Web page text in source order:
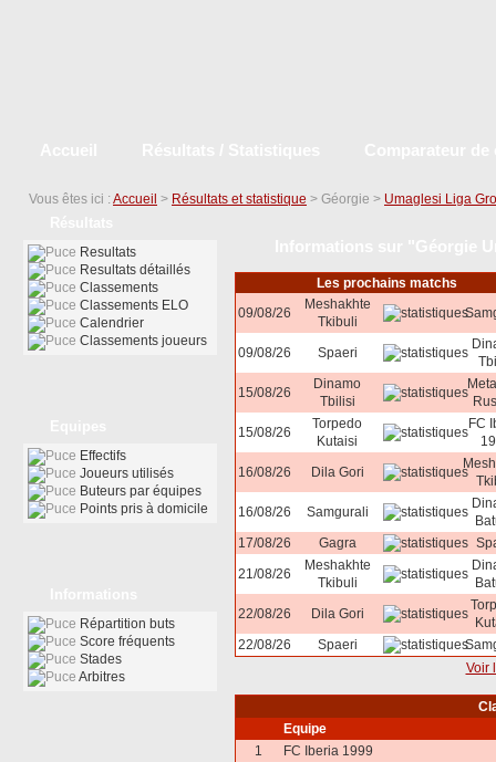
Vous êtes ici : Accueil > Résultats et statistique > Géorgie > Umaglesi Liga
Les prochains matchs
09/08/26
Meshakhte
Tkibuli
09/08/26 Spaeri
15/08/26
Dinamo
Tbilisi
15/08/26
Torpedo
Kutaisi
FC
16/08/26
Dila Gori
16/08/26
Samgurali
17/08/26
Gagra
21/08/26
Meshakhte
Tkibuli
22/08/26
Dila Gori
22/08/26
Spaeri
Voir
Equipe
1
FC Iberia 1999
Resultats
Resultats détaillés
Classements
Classements ELO
Calendrier
Classements joueurs
Effectifs
Joueurs utilisés
Buteurs par équipes
Points pris à domicile
Répartition buts
Score fréquents
Stades
Arbitres